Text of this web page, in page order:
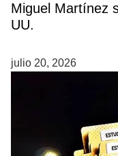
Miguel Martínez
UU.
julio 20, 2026